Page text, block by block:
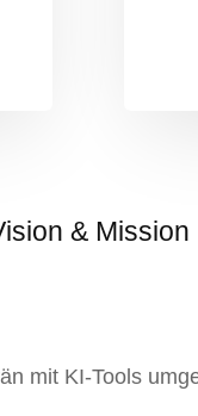
& Mission
mit KI-Tools